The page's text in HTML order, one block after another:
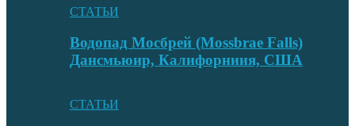
СТАТЬИ
Водопад Мосбрей (Mossbrae Falls)
Дансмьюир, Калифорниия, США
СТАТЬИ